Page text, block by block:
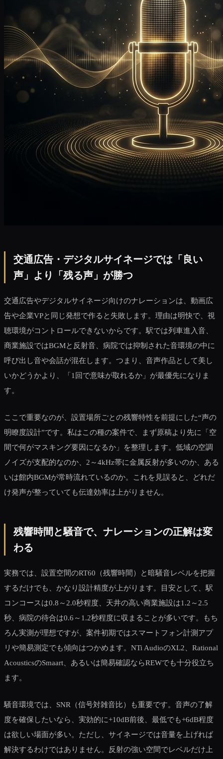
交通広告・デジタルサイネージでは「良い
声」より「残る声」が勝つ
交通広告やデジタルサイネージ向けのナレーションは、動画広
告や企業VPと同じ発想で作ると失敗します。理由は明快で、視
聴環境がコントロールできないからです。駅では列車進入音、
商業施設ではBGMと反射音、病院では抑制された音環境の中に
呼び出し音や会話が混在します。つまり、音声作品として美し
いかどうかより、「1回で意味が取れるか」が最優先になりま
す。
ここで重要なのが、設置場所ごとの残響特性を前提にした“声の
明瞭度設計”です。私はこの種の案件で、まず原稿より先に「空
間で何がマスキング要因になるか」を整理します。低域の空調
ノイズが支配的なのか、2～4kHz帯に金属反射が多いのか、ある
いは館内BGMが常時流れているのか。これを見誤ると、どれだ
け発声が整っていても伝達効率は上がりません。
残響時間と騒音で、ナレーションの正解は変
わる
実務では、設置空間のRT60（残響時間）と暗騒音レベルを把握
するだけでも、かなり設計精度が上がります。目安として、駅
コンコースは0.8～2.0秒程度、天井の高い商業施設は1.2～2.5
秒、病院の待合は0.6～1.2秒程度に収まることが多いです。もち
ろん実測が理想ですが、案件初期ではスマートフォン計測アプ
リや簡易測定でも傾向はつかめます。NTi AudioのXL2、Rational
AcousticsのSmaart、あるいは簡易確認ならREWでも十分役立ち
ます。
騒音環境では、SNR（信号対雑音比）も重要です。音声の了解
度を確保したいなら、実効的に+10dB前後、最低でも+6dB程度
は欲しい場面が多い。ただし、サイネージでは音量を上げれば
解決するわけではありません。反射の強い空間でレベルだけ上